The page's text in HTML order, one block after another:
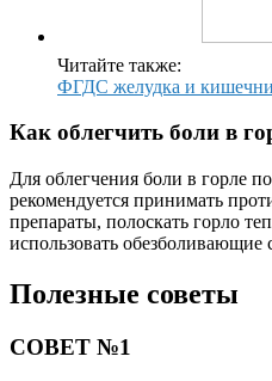
Читайте также:
ФГДС желудка и
Как облегчить боли в
Для облегчения боли в горле
рекомендуется принимать
препараты, полоскать горло
использовать обезболивающие
Полезные советы
СОВЕТ №1